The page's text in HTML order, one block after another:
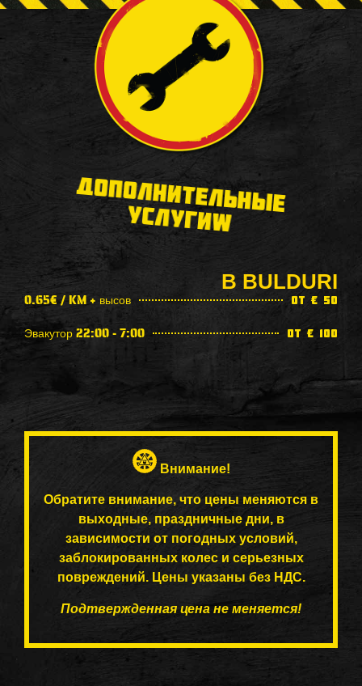
ДОПОЛНИТЕЛЬНЫЕ
УСЛУГИW
В BULDURI
0.65€ / KM + высов от € 50
Эвакутор 22:00 - 7:00 от € 100
Внимание!
Обратите внимание, что цены меняются в
выходные, праздничные дни, в
зависимости от погодных условий,
заблокированных колес и серьезных
повреждений. Цены указаны без НДС.
Подтвержденная цена не меняется!